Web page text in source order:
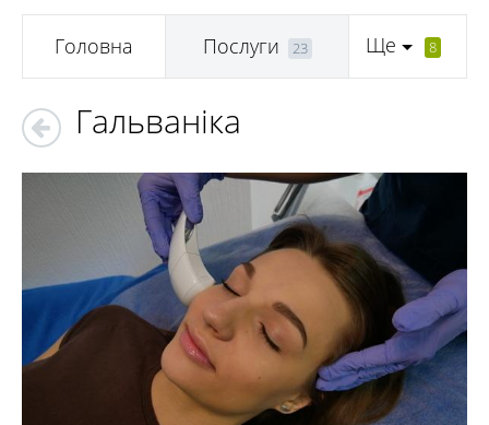
Головна Послуги 23 Ще 8
Гальваніка